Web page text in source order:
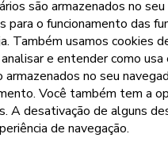
são armazenados no
para o funcionamento das
Também usamos cookies
e entender como
armazenados no seu
Você também tem a
A desativação de alguns
de navegação.